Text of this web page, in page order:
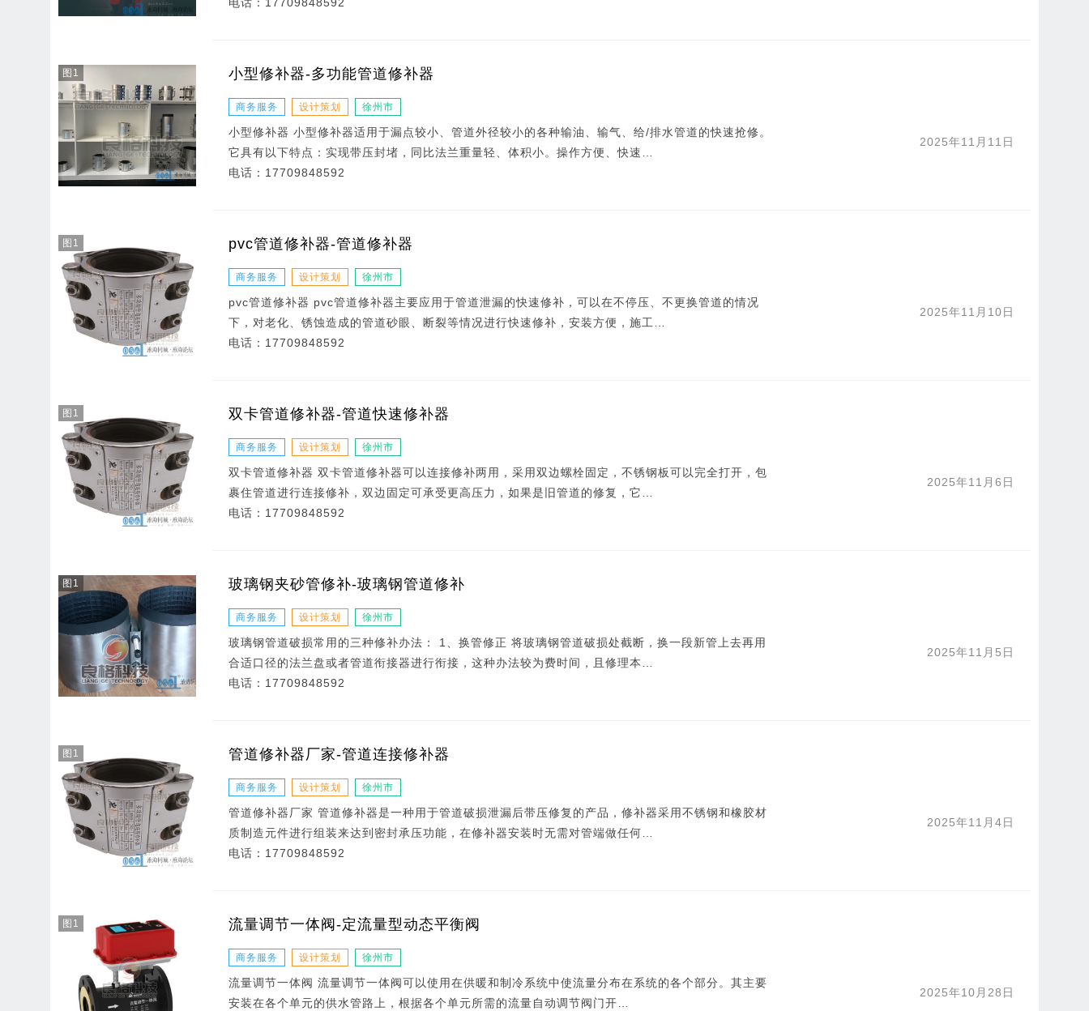
电话： 17709848592
图1
2025年11月11日
小型修补器-多功能管道修补器
商务服务 设计策划 徐州市
小型修补器 小型修补器适用于漏点较小、管道外径较小的各种输油、输气、给/排水管道的快速抢修。
它具有以下特点：实现带压封堵，同比法兰重量轻、体积小。操作方便、快速…
电话： 17709848592
图1
2025年11月10日
pvc管道修补器-管道修补器
商务服务 设计策划 徐州市
pvc管道修补器 pvc管道修补器主要应用于管道泄漏的快速修补，可以在不停压、不更换管道的情况
下，对老化、锈蚀造成的管道砂眼、断裂等情况进行快速修补，安装方便，施工…
电话： 17709848592
图1
2025年11月6日
双卡管道修补器-管道快速修补器
商务服务 设计策划 徐州市
双卡管道修补器 双卡管道修补器可以连接修补两用，采用双边螺栓固定，不锈钢板可以完全打开，包
裹住管道进行连接修补，双边固定可承受更高压力，如果是旧管道的修复，它…
电话： 17709848592
图1
2025年11月5日
玻璃钢夹砂管修补-玻璃钢管道修补
商务服务 设计策划 徐州市
玻璃钢管道破损常用的三种修补办法： 1、换管修正 将玻璃钢管道破损处截断，换一段新管上去再用
合适口径的法兰盘或者管道衔接器进行衔接，这种办法较为费时间，且修理本…
电话： 17709848592
图1
2025年11月4日
管道修补器厂家-管道连接修补器
商务服务 设计策划 徐州市
管道修补器厂家 管道修补器是一种用于管道破损泄漏后带压修复的产品，修补器采用不锈钢和橡胶材
质制造元件进行组装来达到密封承压功能，在修补器安装时无需对管端做任何…
电话： 17709848592
图1
2025年10月28日
流量调节一体阀-定流量型动态平衡阀
商务服务 设计策划 徐州市
流量调节一体阀 流量调节一体阀可以使用在供暖和制冷系统中使流量分布在系统的各个部分。其主要
安装在各个单元的供水管路上，根据各个单元所需的流量自动调节阀门开…